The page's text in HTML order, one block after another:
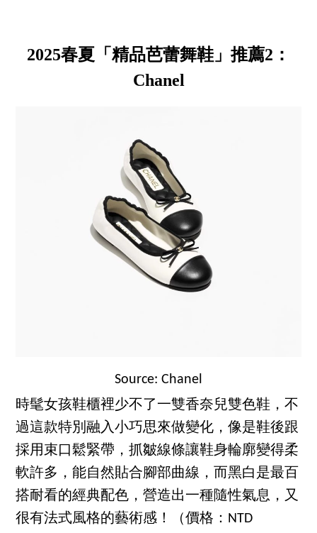
2025春夏「精品芭蕾舞鞋」推薦2：
Chanel
Source: Chanel
時髦女孩鞋櫃裡少不了一雙香奈兒雙色鞋，不
過這款特別融入小巧思來做變化，像是鞋後跟
採用束口鬆緊帶，抓皺線條讓鞋身輪廓變得柔
軟許多，能自然貼合腳部曲線，而黑白是最百
搭耐看的經典配色，營造出一種隨性氣息，又
很有法式風格的藝術感！（價格：NTD